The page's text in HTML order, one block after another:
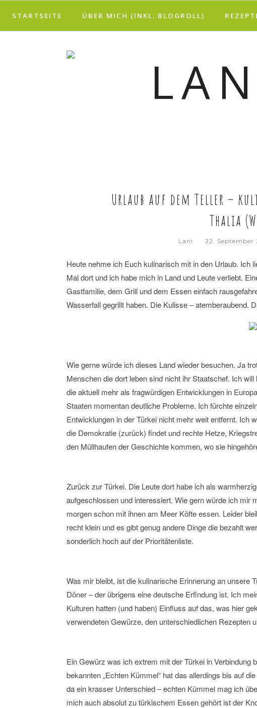
STARTSEITE ÜBER MICH (INKL. BLOGROLL)
Urlaub auf dem Teller –
Thalia
Lani 22. September
Heute nehme ich Euch kulinarisch mit in den Urlaub. Ich
Mal dort und ich habe mich in Land und Leute verliebt.
Gastfamilie, dem Grill und dem Essen einfach
Wasserfall gegrillt haben. Die Kulisse – atemberaubend.
Wie gerne würde ich dieses Land wieder besuchen. Ja
Menschen die dort leben sind nicht ihr Staatschef. Ich
die aktuell mehr als fragwürdigen Entwicklungen in
Staaten momentan deutliche Probleme. Ich fürchte
Entwicklungen in der Türkei nicht mehr weit entfernt. Ich
die Demokratie (zurück) findet und rechte Hetze,
den Müllhaufen der Geschichte kommen, wo sie
Zurück zur Türkei. Die Leute dort habe ich als
aufgeschlossen und interessiert. Wie gern würde ich mir
morgen schon mit ihnen am Meer Köfte essen. Leider
recht klein und es gibt genug andere Dinge die bezahlt
sonderlich hoch auf der Prioritätenliste.
Was mir bleibt, ist die kulinarische Erinnerung an unsere
Döner – der übrigens eine deutsche Erfindung ist. Ich
Kulturen hatten (und haben) Einfluss auf das, was hier
verwendeten Gewürze, den unterschiedlichen Rezepten
Ein Gewürz was ich extrem mit der Türkei in
bekannten „Echten Kümmel“ hat das allerdings bis auf
da ein krasser Unterschied – echten Kümmel mag ich
mich auch absolut zu türkischem Essen gehört ist der